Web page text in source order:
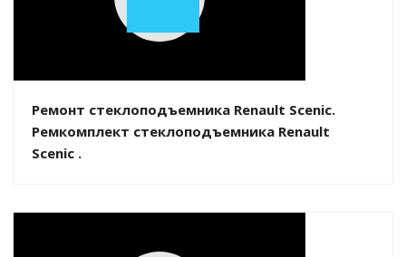
Play
Ремонт стеклоподъемника Renault Scenic.
Ремкомплект стеклоподъемника Renault
Scenic .